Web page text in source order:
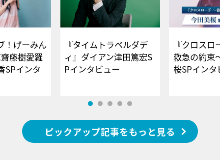
！げーみん
藤樹愛羅
SPインタ
『タイムトラベルダデ
ィ』ダイアン津田篤宏S
Pインタビュー
『クロス
救急の約束
桜SPイ
ピックアップ記事をもっと見る